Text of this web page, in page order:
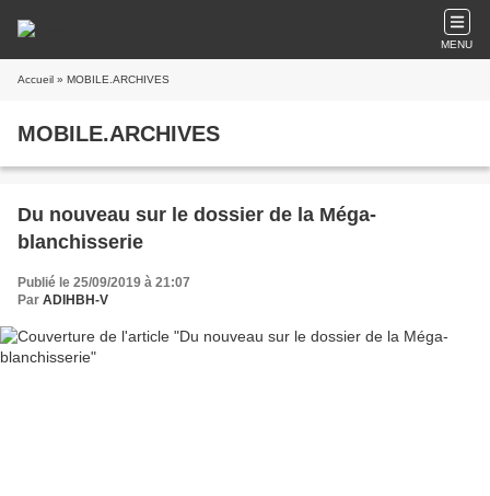
MENU
Accueil » MOBILE.ARCHIVES
MOBILE.ARCHIVES
Du nouveau sur le dossier de la Méga-
blanchisserie
Publié le 25/09/2019 à 21:07
Par ADIHBH-V